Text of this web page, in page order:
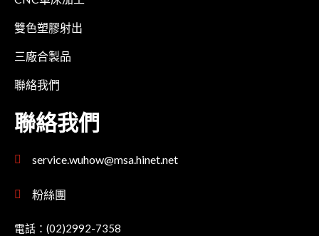
雙色塑膠射出
三廠合製品
聯絡我們
聯絡我們
service.wuhow@msa.hinet.net
粉絲團
電話：(02)2992-7358